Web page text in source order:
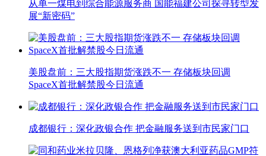
从单一煤电到综合能源服务商 国能福建公司探寻转型发
展“新密码”
美股盘前：三大股指期货涨跌不一 存储板块回调
SpaceX首批解禁股今日流通
成都银行：深化政银合作 把金融服务送到市民家门口